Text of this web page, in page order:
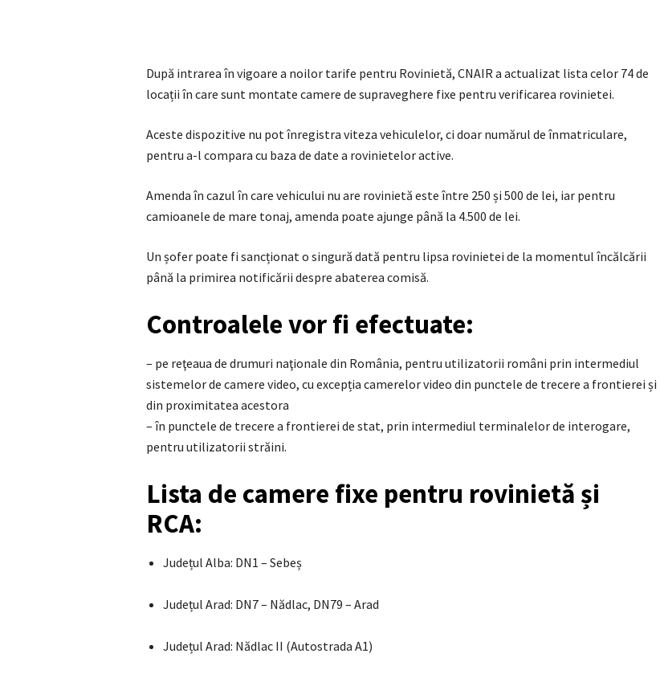
După intrarea în vigoare a noilor tarife pentru Rovinietă, CNAIR a actualizat lista celor 74 de
locații în care sunt montate camere de supraveghere fixe pentru verificarea rovinietei.
Aceste dispozitive nu pot înregistra viteza vehiculelor, ci doar numărul de înmatriculare,
pentru a-l compara cu baza de date a rovinietelor active.
Amenda în cazul în care vehicului nu are rovinietă este între 250 și 500 de lei, iar pentru
camioanele de mare tonaj, amenda poate ajunge până la 4.500 de lei.
Un șofer poate fi sancționat o singură dată pentru lipsa rovinietei de la momentul încălcării
până la primirea notificării despre abaterea comisă.
Controalele vor fi efectuate:
– pe reţeaua de drumuri naţionale din România, pentru utilizatorii români prin intermediul
sistemelor de camere video, cu excepția camerelor video din punctele de trecere a frontierei și
din proximitatea acestora
– în punctele de trecere a frontierei de stat, prin intermediul terminalelor de interogare,
pentru utilizatorii străini.
Lista de camere fixe pentru rovinietă și
RCA:
Județul Alba: DN1 – Sebeș
Județul Arad: DN7 – Nădlac, DN79 – Arad
Județul Arad: Nădlac II (Autostrada A1)